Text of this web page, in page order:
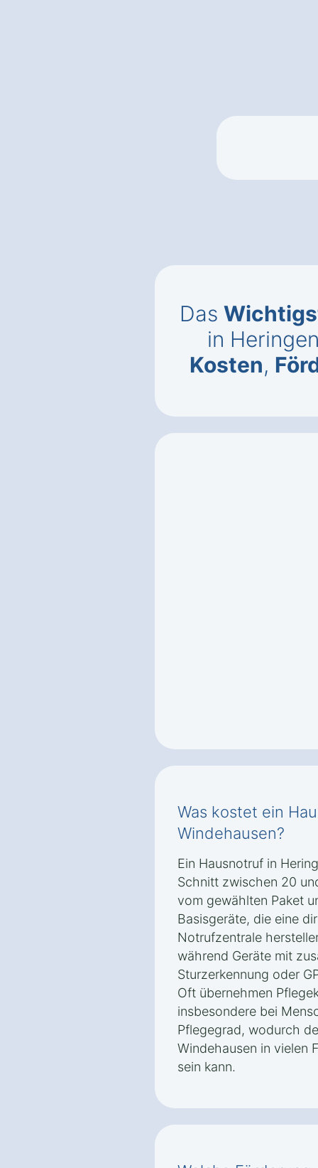
Das
in
Kosten,
Was kostet ein
Windehausen?
Ein Hausnotruf in
Schnitt zwischen 20
vom gewählten Paket
Basisgeräte, die eine
Notrufzentrale
während Geräte mit
Sturzerkennung oder
Oft übernehmen
insbesondere bei
Pflegegrad, wodurch
Windehausen in vielen
sein kann.